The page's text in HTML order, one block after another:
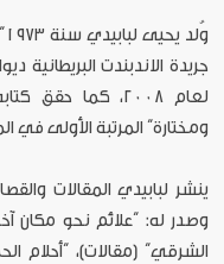
لعام ٢٠٠٨، كما
ومختارة” المرتبة الأولى في
ينشر لبابيدي المقالات
وصدر له: “علائم نحو مكان
الشرقي” (مقالات)، “أحلام